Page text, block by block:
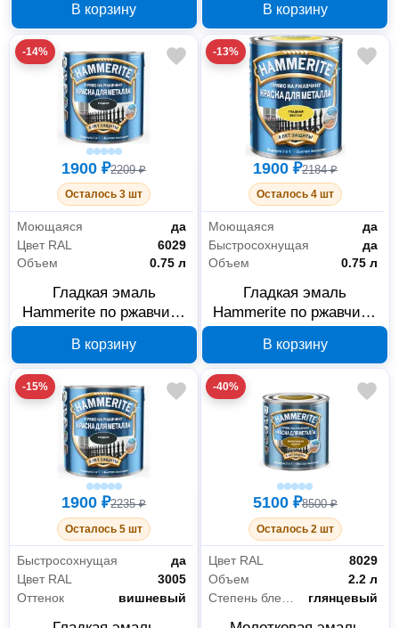
л, арт. 5094007
В корзину
коричневая RAL 8011
0.75 л, арт. 5163738
В корзину
-14%
1900 ₽2209 ₽
Осталось 3 шт
Моющаяся
да
Цвет RAL
6029
Объем
0.75 л
Гладкая эмаль
Hammerite по ржавчине
л, арт. 5093943
В корзину
-13%
1900 ₽2184 ₽
Осталось 4 шт
Моющаяся
да
Быстросохнущая
да
Объем
0.75 л
Гладкая эмаль
Hammerite по ржавчине
арт. 5094160
В корзину
-15%
1900 ₽2235 ₽
Осталось 5 шт
Быстросохнущая
да
Цвет RAL
3005
Оттенок
вишневый
-40%
5100 ₽8500 ₽
Осталось 2 шт
Цвет RAL
8029
Объем
2.2 л
глянцевый